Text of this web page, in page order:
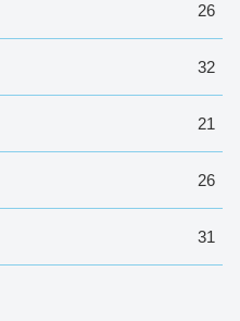
26
32
21
26
31